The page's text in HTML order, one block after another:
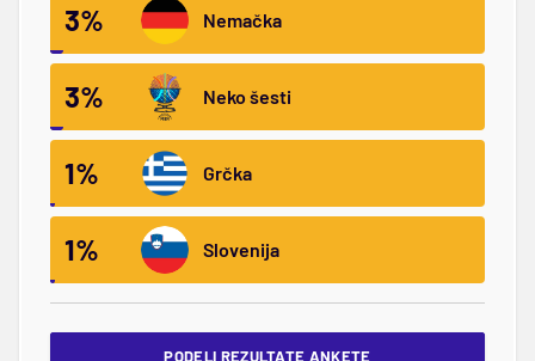
3% Nemačka
3% Neko šesti
1% Grčka
1% Slovenija
PODELI REZULTATE ANKETE